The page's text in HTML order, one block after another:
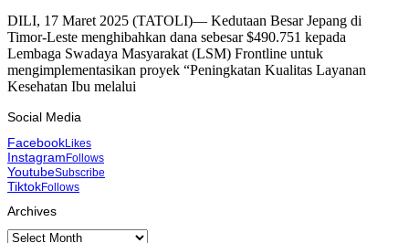
DILI, 17 Maret 2025 (TATOLI)— Kedutaan Besar Jepang di
Timor-Leste menghibahkan dana sebesar $490.751 kepada
Lembaga Swadaya Masyarakat (LSM) Frontline untuk
mengimplementasikan proyek “Peningkatan Kualitas Layanan
Kesehatan Ibu melalui
Social Media
FacebookLikes
InstagramFollows
YoutubeSubscribe
TiktokFollows
Archives
Archives